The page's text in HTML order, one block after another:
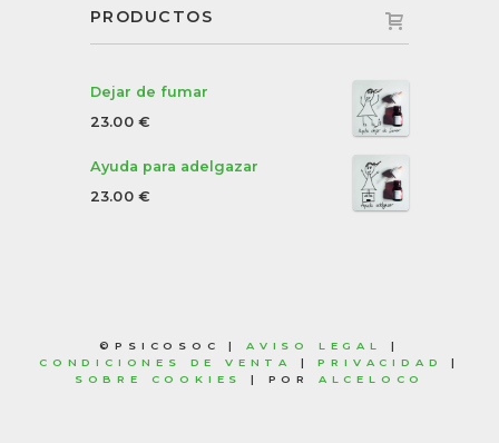
PRODUCTOS
Dejar de fumar
23.00 €
Ayuda para adelgazar
23.00 €
©PSICOSOC |AVISO LEGAL
|
CONDICIONES DE VENTA
|PRIVACIDAD
|
SOBRE COOKIES
| POR ALCELOCO